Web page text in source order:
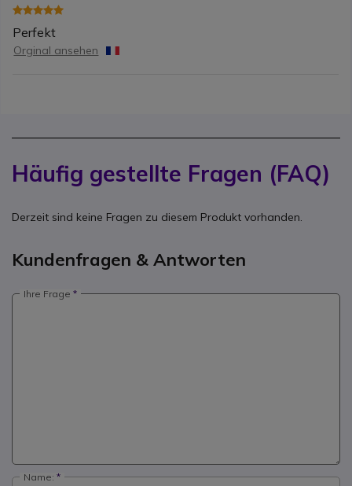
Perfekt
Orginal ansehen
Häufig gestellte Fragen (FAQ)
Derzeit sind keine Fragen zu diesem Produkt vorhanden.
Kundenfragen & Antworten
Ihre Frage
Name: